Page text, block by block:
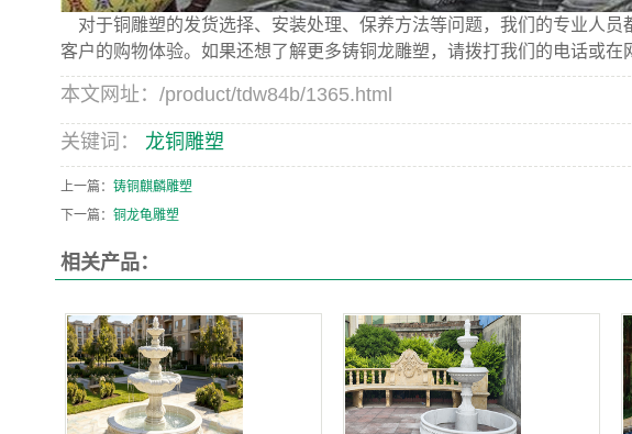
对于铜雕塑的发货选择、安装处理、保养方法等问题，我们的专业人
客户的购物体验。如果还想了解更多铸铜龙雕塑，请拨打我们的电话或在
本文网址：/product/tdw84b/1365.html
关键词： 龙铜雕塑
上一篇： 铸铜麒麟雕塑
下一篇： 铜龙龟雕塑
相关产品：